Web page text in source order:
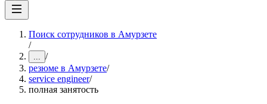
Поиск сотрудников в Амурзете
/
... /
резюме в Амурзете/
service engineer/
полная занятость